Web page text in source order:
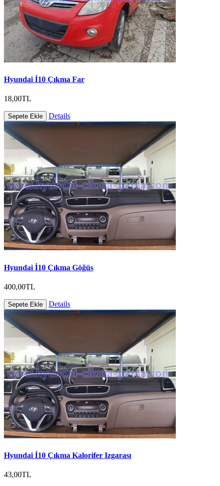
Hyundai İ10 Çıkma Far
18,00TL
Sepete Ekle Details
Hyundai İ10 Çıkma Göğüs
400,00TL
Sepete Ekle Details
Hyundai İ10 Çıkma Kalorifer Izgarası
43,00TL